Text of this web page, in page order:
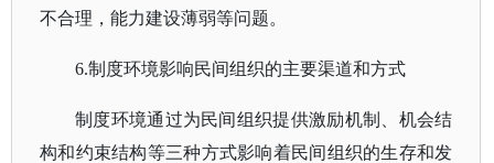
不合理，能力建设薄弱等问题。
6.制度环境影响民间组织的主要渠道和方式
制度环境通过为民间组织提供激励机制、机会结
构和约束结构等三种方式影响着民间组织的生存和发